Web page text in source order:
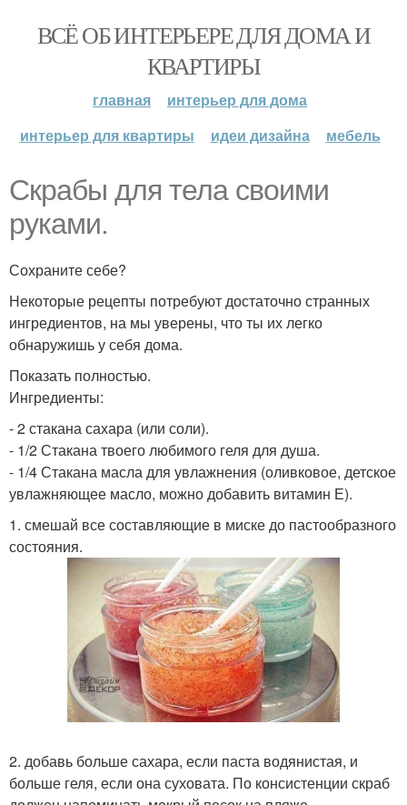
ВСЁ ОБ ИНТЕРЬЕРЕ ДЛЯ ДОМА И
КВАРТИРЫ
главная
интерьер для дома
интерьер для квартиры
идеи дизайна мебель
Скрабы для тела своими
руками.
Сохраните себе?
Некоторые рецепты потребуют достаточно странных
ингредиентов, на мы уверены, что ты их легко
обнаружишь у себя дома.
Показать полностью.
Ингредиенты:
- 2 стакана сахара (или соли).
- 1/2 Стакана твоего любимого геля для душа.
- 1/4 Стакана масла для увлажнения (оливковое, детское
увлажняющее масло, можно добавить витамин Е).
1. смешай все составляющие в миске до пастообразного
состояния.
2. добавь больше сахара, если паста водянистая, и
больше геля, если она суховата. По консистенции скраб